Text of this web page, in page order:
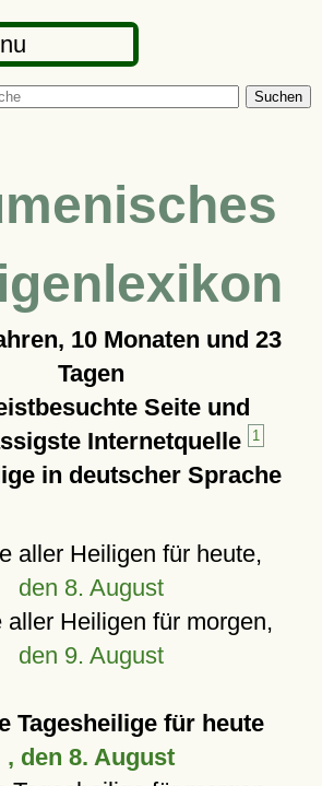
Suchen
10 Monaten und 23
Tagen
Seite und
Internetquelle
1
in deutscher Sprache
aller Heiligen für heute,
den 8. August
aller Heiligen für morgen,
den 9. August
Tagesheilige für heute
, den 8. August